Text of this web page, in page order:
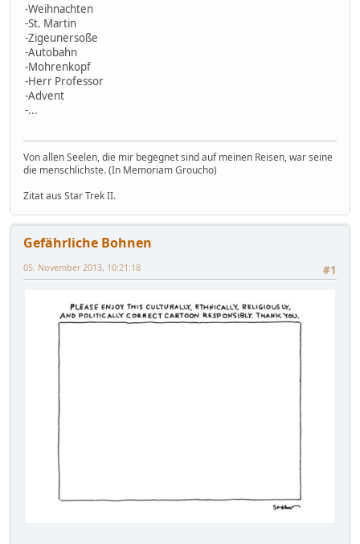
-Weihnachten
-St. Martin
-Zigeunersoße
-Autobahn
-Mohrenkopf
-Herr Professor
-Advent
-...
Von allen Seelen, die mir begegnet sind auf meinen Reisen, war seine
die menschlichste. (In Memoriam Groucho)
Zitat aus Star Trek II.
Gefährliche Bohnen
#1
05. November 2013, 10:21:18